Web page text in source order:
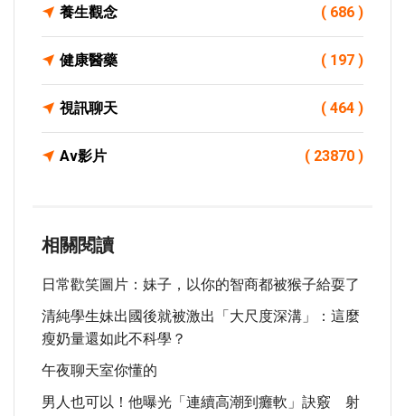
養生觀念 ( 686 )
健康醫藥 ( 197 )
視訊聊天 ( 464 )
Av影片 ( 23870 )
相關閱讀
日常歡笑圖片：妹子，以你的智商都被猴子給耍了
清純學生妹出國後就被激出「大尺度深溝」：這麼
瘦奶量還如此不科學？
午夜聊天室你懂的
男人也可以！他曝光「連續高潮到癱軟」訣竅 射